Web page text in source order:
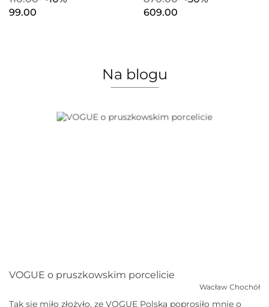
99.00
609.00
Na blogu
VOGUE o pruszkowskim porcelicie
Wacław Chochół
Tak się miło złożyło, ze VOGUE Polska poprosiło mnie o